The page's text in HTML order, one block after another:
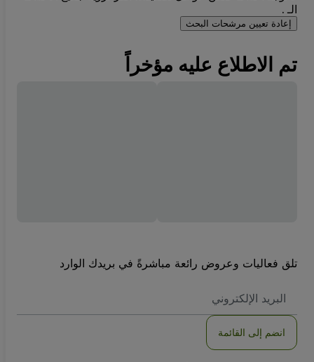
الـ .
إعادة تعيين مرشحات البحث
تم الاطلاع عليه مؤخراً
تلق فعاليات وعروض رائعة مباشرةً في بريدك الوارد
الاكتروني
انضم إلى القائمة